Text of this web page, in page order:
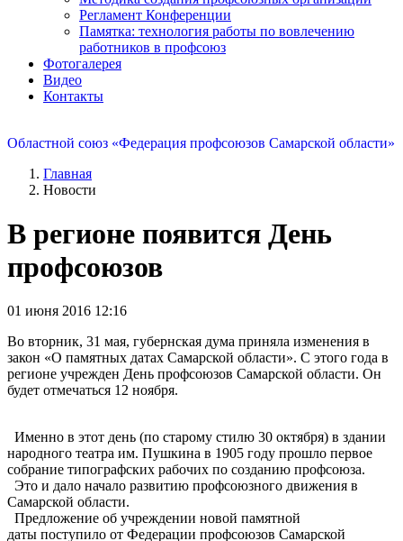
Регламент Конференции
Памятка: технология работы по вовлечению
работников в профсоюз
Фотогалерея
Видео
Контакты
Областной союз «Федерация профсоюзов Самарской области»
Главная
Новости
В регионе появится День
профсоюзов
01 июня 2016 12:16
Во вторник, 31 мая, губернская дума приняла изменения в
закон «О памятных датах Самарской области». С этого года в
регионе учрежден День профсоюзов Самарской области. Он
будет отмечаться 12 ноября.
Именно в этот день (по старому стилю 30 октября) в здании
народного театра им. Пушкина в 1905 году прошло первое
собрание типографских рабочих по созданию профсоюза.
Это и дало начало развитию профсоюзного движения в
Самарской области.
Предложение об учреждении новой памятной
даты поступило от Федерации профсоюзов Самарской